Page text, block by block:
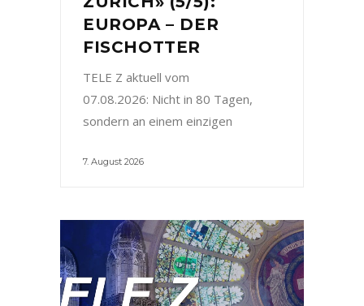
EUROPA – DER
FISCHOTTER
TELE Z aktuell vom
07.08.2026: Nicht in 80 Tagen,
sondern an einem einzigen
7. August 2026